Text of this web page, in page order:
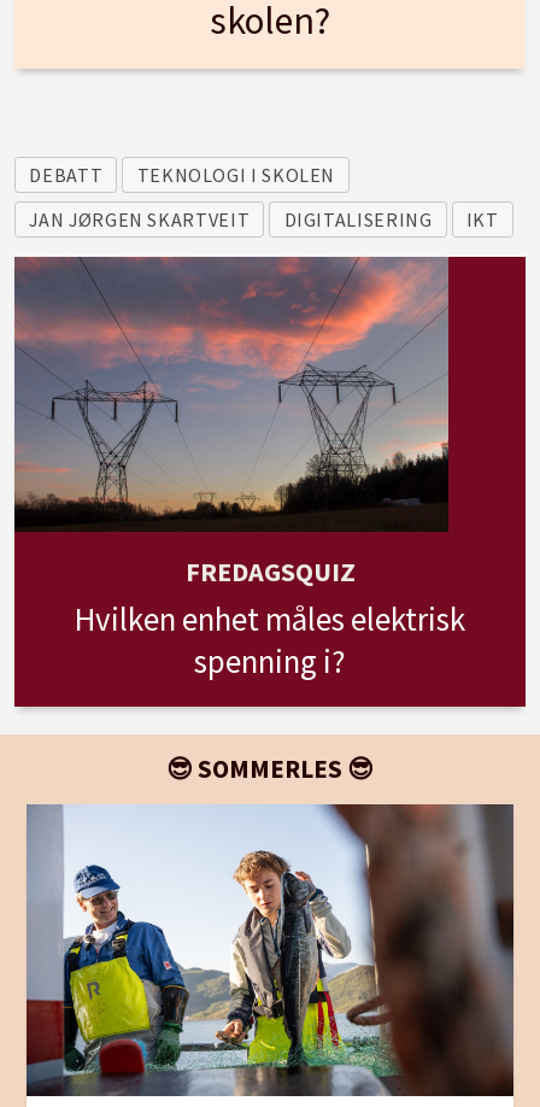
skolen?
DEBATT
TEKNOLOGI I SKOLEN
JAN JØRGEN SKARTVEIT
DIGITALISERING IKT
FREDAGSQUIZ
Hvilken enhet måles elektrisk
spenning i?
😎 SOMMERLES 😎